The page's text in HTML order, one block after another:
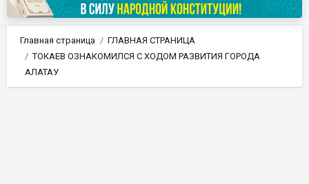
Главная страница
ГЛАВНАЯ СТРАНИЦА
ТОКАЕВ ОЗНАКОМИЛСЯ С ХОДОМ РАЗВИТИЯ ГОРОДА
АЛАТАУ